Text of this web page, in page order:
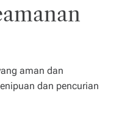
aman dan
dan pencurian